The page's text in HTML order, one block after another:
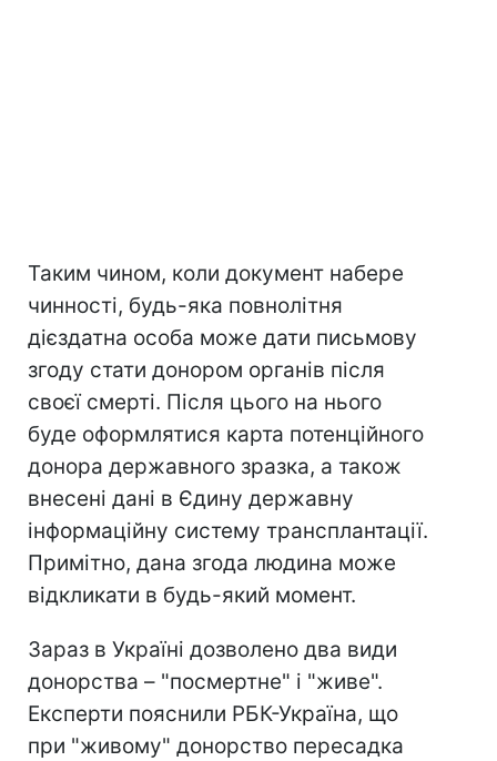
Таким чином, коли документ набере
чинності, будь-яка повнолітня
дієздатна особа може дати письмову
згоду стати донором органів після
своєї смерті. Після цього на нього
буде оформлятися карта потенційного
донора державного зразка, а також
внесені дані в Єдину державну
інформаційну систему трансплантації.
Примітно, дана згода людина може
відкликати в будь-який момент.
Зараз в Україні дозволено два види
донорства – "посмертне" і "живе".
Експерти пояснили РБК-Україна, що
при "живому" донорство пересадка